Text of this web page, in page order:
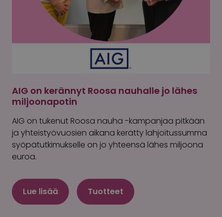
AIG on kerännyt Roosa nauhalle jo lähes
miljoonapotin
AIG on tukenut Roosa nauha -kampanjaa pitkään
ja yhteistyövuosien aikana kerätty lahjoitussumma
syöpätutkimukselle on jo yhteensä lähes miljoona
euroa.
Lue lisää Tuotteet